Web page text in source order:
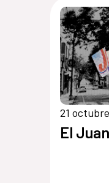
21
El